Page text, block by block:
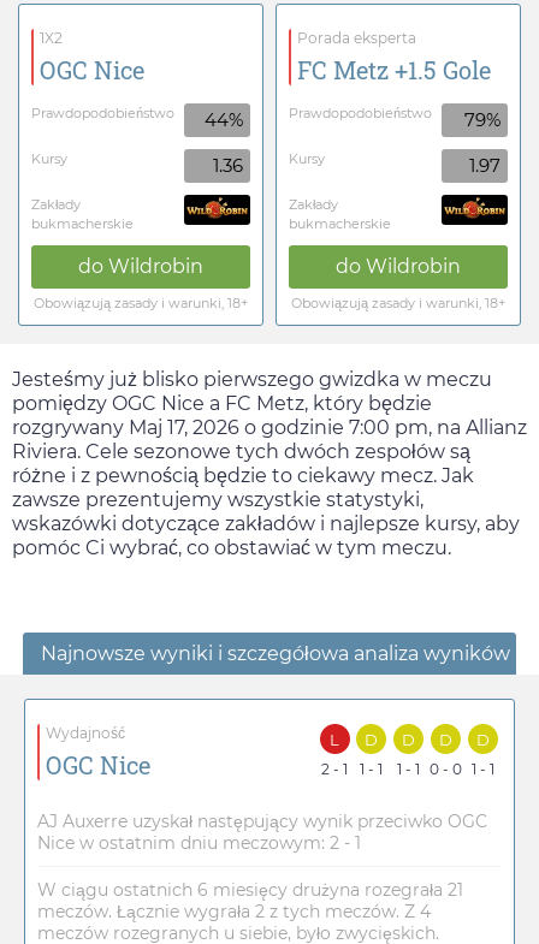
1X2
OGC Nice
Prawdopodobieństwo 44%
Kursy 1.36
Zakłady
bukmacherskie
do Wildrobin
Obowiązują zasady i warunki, 18+
Porada eksperta
FC Metz +1.5 Gole
Prawdopodobieństwo 79%
Kursy 1.97
Zakłady
bukmacherskie
do Wildrobin
Obowiązują zasady i warunki, 18+
Jesteśmy już blisko pierwszego gwizdka w meczu
pomiędzy OGC Nice a FC Metz, który będzie
rozgrywany Maj 17, 2026 o godzinie 7:00 pm, na Allianz
Riviera. Cele sezonowe tych dwóch zespołów są
różne i z pewnością będzie to ciekawy mecz. Jak
zawsze prezentujemy wszystkie statystyki,
wskazówki dotyczące zakładów i najlepsze kursy, aby
pomóc Ci wybrać, co obstawiać w tym meczu.
Najnowsze wyniki i szczegółowa analiza wyników
Wydajność
OGC Nice
L
2 - 1
D
1 - 1
D
1 - 1
D
0 - 0
D
1 - 1
AJ Auxerre uzyskał następujący wynik przeciwko OGC
Nice w ostatnim dniu meczowym: 2 - 1
W ciągu ostatnich 6 miesięcy drużyna rozegrała 21
meczów. Łącznie wygrała 2 z tych meczów. Z 4
meczów rozegranych u siebie, było zwycięskich.